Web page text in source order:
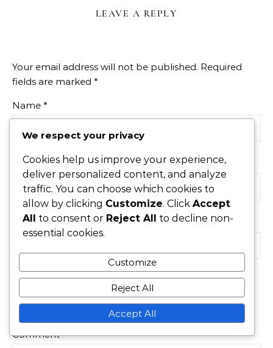
LEAVE A REPLY
Your email address will not be published. Required
fields are marked *
Name *
Email*
Website
Save my name, email, and website in this browser for
the next time I comment.
Comment*
We respect your privacy
Cookies help us improve your experience,
deliver personalized content, and analyze
traffic. You can choose which cookies to
allow by clicking Customize. Click Accept
All to consent or Reject All to decline non-
essential cookies.
Customize
Reject All
Accept All